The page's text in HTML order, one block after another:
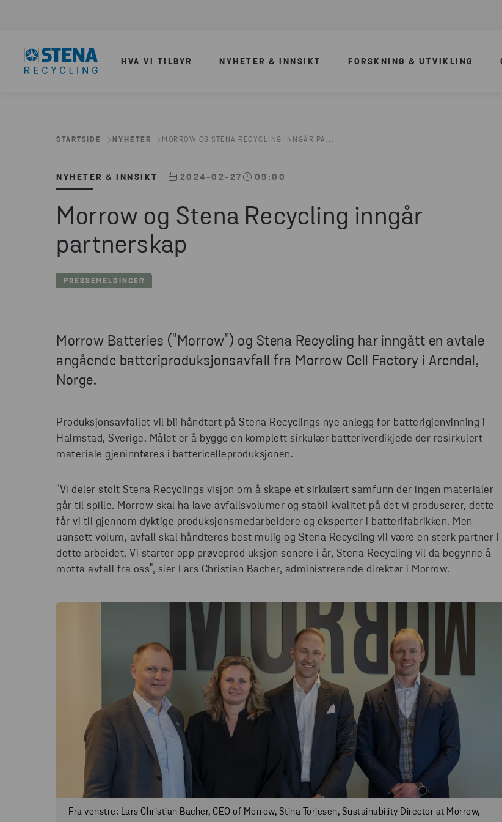
HVA VI TILBYR NYHETER & INNSIKT FORSKNING & UTVIKLING
STARTSIDE NYHETER MORROW OG STENA RECYCLING INNGÅR PA...
NYHETER & INNSIKT 2024-02-27 09:00
Morrow og Stena Recycling inngår
partnerskap
PRESSEMELDINGER
Morrow Batteries ("Morrow") og Stena Recycling har inngått en avtale
angående batteriproduksjonsavfall fra Morrow Cell Factory i Arendal,
Norge.
Produksjonsavfallet vil bli håndtert på Stena Recyclings nye anlegg for batterigjenvinning i
Halmstad, Sverige. Målet er å bygge en komplett sirkulær batteriverdikjede der resirkulert
materiale gjeninnføres i battericelleproduksjonen.
"Vi deler stolt Stena Recyclings visjon om å skape et sirkulært samfunn der ingen materialer
går til spille. Morrow skal ha lave avfallsvolumer og stabil kvalitet på det vi produserer, dette
får vi til gjennom dyktige produksjonsmedarbeidere og eksperter i batterifabrikken. Men
uansett volum, avfall skal håndteres best mulig og Stena Recycling vil være en sterk partner i
dette arbeidet. Vi starter opp prøveprod uksjon senere i år, Stena Recycling vil da begynne å
motta avfall fra oss", sier Lars Christian Bacher, administrerende direktør i Morrow.
Fra venstre: Lars Christian Bacher, CEO of Morrow, Stina Torjesen, Sustainability Director at Morrow,